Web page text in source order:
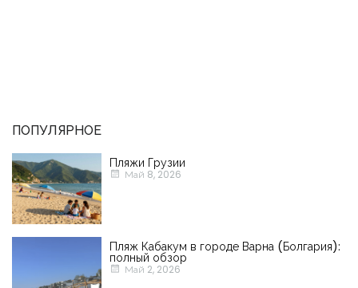
ПОПУЛЯРНОЕ
Пляжи Грузии
Май 8, 2026
Пляж Кабакум в городе Варна (Болгария):
полный обзор
Май 2, 2026